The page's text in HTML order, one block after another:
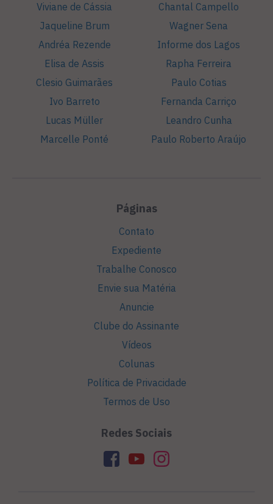
Viviane de Cássia
Jaqueline Brum
Andréa Rezende
Elisa de Assis
Clesio Guimarães
Ivo Barreto
Lucas Müller
Marcelle Ponté
Chantal Campello
Wagner Sena
Informe dos Lagos
Rapha Ferreira
Paulo Cotias
Fernanda Carriço
Leandro Cunha
Paulo Roberto Araújo
Páginas
Contato
Expediente
Trabalhe Conosco
Envie sua Matéria
Anuncie
Clube do Assinante
Vídeos
Colunas
Política de Privacidade
Termos de Uso
Redes Sociais